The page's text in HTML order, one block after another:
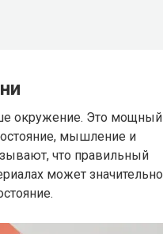
окружение. Это мощный
мышление и
что правильный
может значительно